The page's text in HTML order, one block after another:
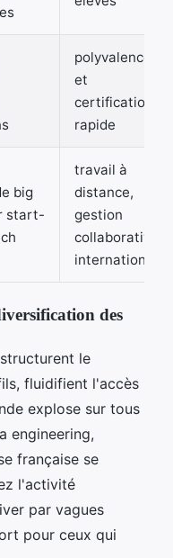
polyvalence
et
certification
rapide
big
start-
travail à
distance,
gestion
collaborative
internationale
des
le
fluidifient l'accès
explose sur tous
engineering,
française se
l'activité
par vagues
pour ceux qui